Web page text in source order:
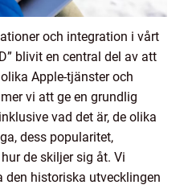
och integration i vårt
blivit en central del av att
Apple-tjänster och
vi att ge en grundlig
vad det är, de olika
dess popularitet,
de skiljer sig åt. Vi
den historiska utvecklingen